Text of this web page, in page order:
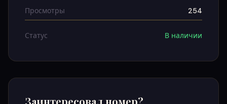
Просмотры 254
Статус В наличии
Заинтересовал номер?